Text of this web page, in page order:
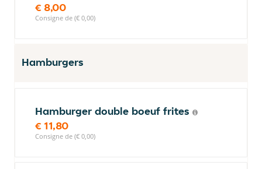
€ 8,00
Consigne de (€ 0,00)
Hamburgers
Hamburger double boeuf frites
€ 11,80
Consigne de (€ 0,00)